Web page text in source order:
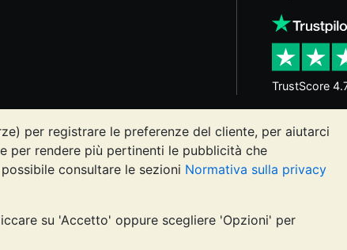
per registrare le preferenze del cliente, per aiutarci
per rendere più pertinenti le pubblicità che
consultare le sezioni Normativa sulla privacy
su 'Accetto' oppure scegliere 'Opzioni' per
TrustScore
o aumentare, e i trend storici non sono predittori
sue comunicazioni costituisce una consulenza sugli
in metalli preziosi è adatto alle proprie
in Inghilterra e Galles 4943684 BullionVault Ltd ©